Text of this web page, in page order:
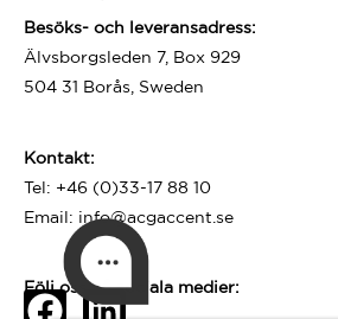
Besöks- och leveransadress:
Älvsborgsleden 7, Box 929
504 31 Borås, Sweden
Kontakt:
Tel: +46 (0)33-17 88 10
Email: info@acgaccent.se
Följ oss på sociala medier: